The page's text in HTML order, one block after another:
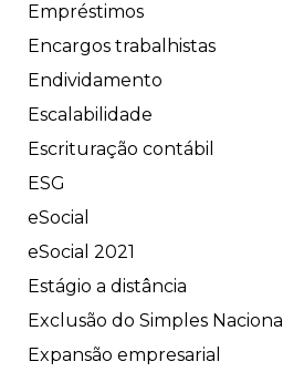
Empréstimos
Encargos trabalhistas
Endividamento
Escalabilidade
Escrituração contábil
ESG
eSocial
eSocial 2021
Estágio a distância
Exclusão do Simples Nacional
Expansão empresarial